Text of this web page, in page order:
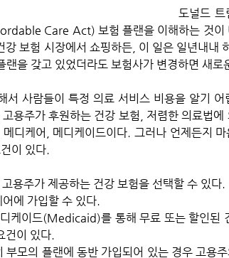
도널드 트
Care Act) 보험 플랜을 이해하는 것이
강 보험 시장에서 쇼핑하든, 이 일은 일년내내
랜을 갖고 있었더라도 보험사가 변경하면 새로
서 사람들이 특정 의료 서비스 비용을 알기
용주가 후원하는 건강 보험, 저렴한 의료법
디케어, 메디케이드이다. 그러나 언제든지
이 있다.
용주가 제공하는 건강 보험을 선택할 수 있다.
에 가입할 수 있다.
케이드(Medicaid)를 통해 무료 또는 할인된
건이 있다.
모의 플랜에 동반 가입되어 있는 경우 고용